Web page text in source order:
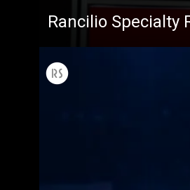
Rancilio Specialty